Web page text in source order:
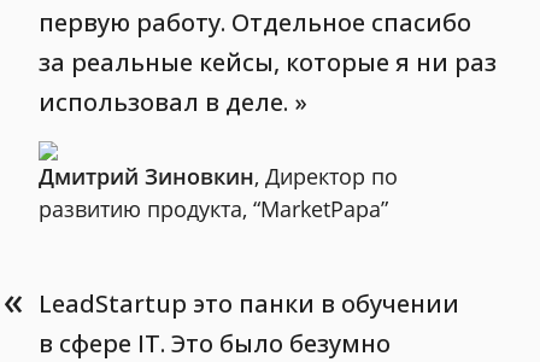
первую работу. Отдельное спасибо
за реальные кейсы, которые я ни раз
использовал в деле.
Дмитрий Зиновкин, Директор по
развитию продукта, “MarketPapa”
« LeadStartup это панки в обучении
в сфере IT. Это было безумно